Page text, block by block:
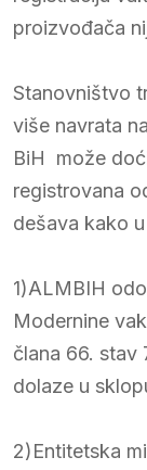
proizvođača
Stanovništvo
više navrata
BiH može
registrovana
dešava kako
1)ALMBIH
Modernine
člana 66. stav
dolaze u
2)Entitetska